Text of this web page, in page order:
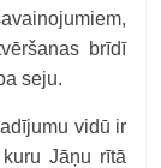
brīdī
seju.
vidū ir
Jāņu rītā